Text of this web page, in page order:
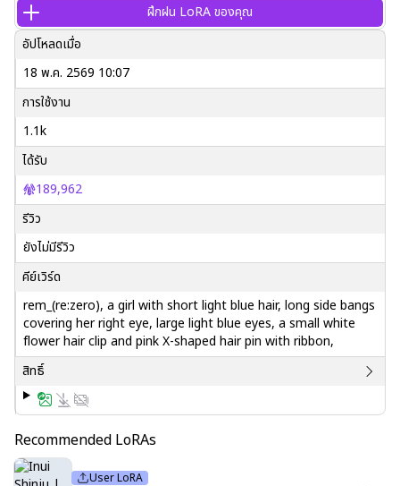
ฝึกฝน LoRA ของคุณ
อัปโหลดเมื่อ
18 พ.ค. 2569 10:07
การใช้งาน
1.1k
ได้รับ
189,962
รีวิว
ยังไม่มีรีวิว
คีย์เวิร์ด
rem_(re:zero), a girl with short light blue hair, long side bangs
covering her right eye, large light blue eyes, a small white
flower hair clip and pink X-shaped hair pin with ribbon,
สิทธิ์
Recommended LoRAs
User LoRA